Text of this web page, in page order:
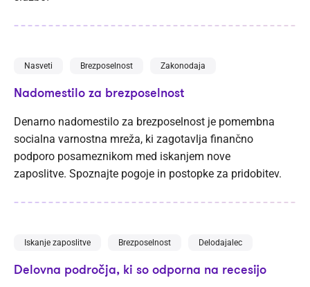
Nasveti Brezposelnost Zakonodaja
Nadomestilo za brezposelnost
Denarno nadomestilo za brezposelnost je pomembna
socialna varnostna mreža, ki zagotavlja finančno
podporo posameznikom med iskanjem nove
zaposlitve. Spoznajte pogoje in postopke za pridobitev.
Iskanje zaposlitve Brezposelnost Delodajalec
Delovna področja, ki so odporna na recesijo